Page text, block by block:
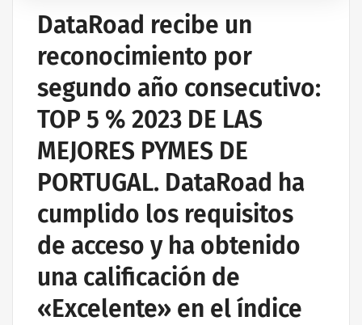
DataRoad recibe un
reconocimiento por
segundo año consecutivo:
TOP 5 % 2023 DE LAS
MEJORES PYMES DE
PORTUGAL. DataRoad ha
cumplido los requisitos
de acceso y ha obtenido
una calificación de
«Excelente» en el índice